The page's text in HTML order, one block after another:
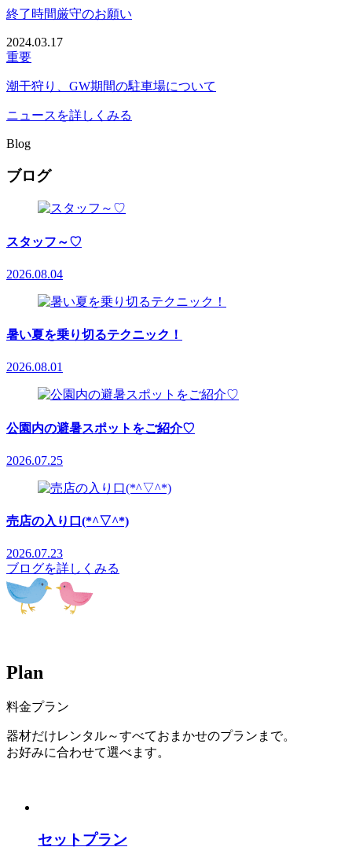
終了時間厳守のお願い
2024.03.17
重要
潮干狩り、GW期間の駐車場について
ニュースを詳しくみる
Blog
ブログ
スタッフ～♡
2026.08.04
暑い夏を乗り切るテクニック！
2026.08.01
公園内の避暑スポットをご紹介♡
2026.07.25
売店の入り口(*^▽^*)
2026.07.23
ブログを詳しくみる
Plan
料金プラン
器材だけレンタル～すべておまかせのプランまで。
お好みに合わせて選べます。
セットプラン